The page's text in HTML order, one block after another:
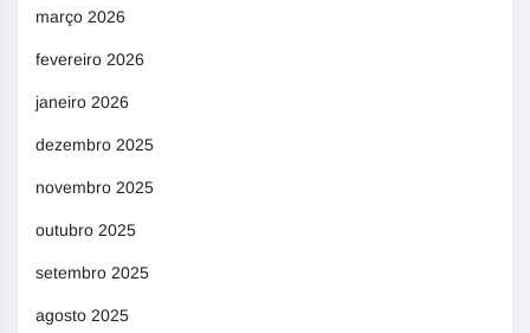
março 2026
fevereiro 2026
janeiro 2026
dezembro 2025
novembro 2025
outubro 2025
setembro 2025
agosto 2025